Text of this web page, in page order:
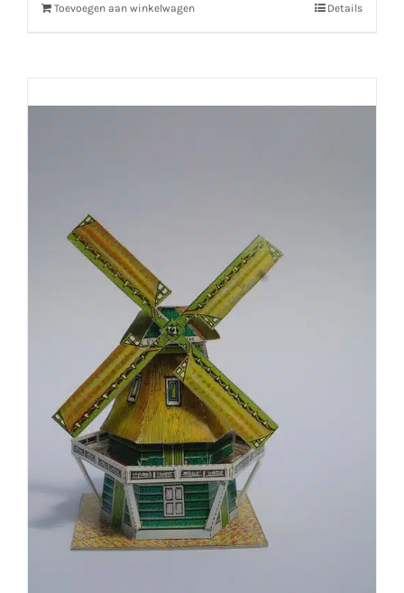
Toevoegen aan winkelwagen Details